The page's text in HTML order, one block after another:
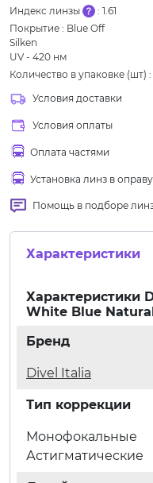
Индекс линзы
: 1.61
Покрытие : Blue Off
Silken
UV - 420 нм
Количество в упаковке (шт) :
Условия доставки
Условия оплаты
Оплата частями
Установка линз в оправу
Помощь в подборе
Характеристики
Характеристики
White Blue
Бренд
Divel Italia
Тип коррекции
Монофокальные
Астигматические